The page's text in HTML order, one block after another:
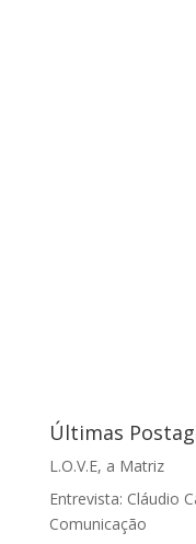
Últimas
L.O.V.E, a Matriz
Entrevista: Cláudio
Comunicação